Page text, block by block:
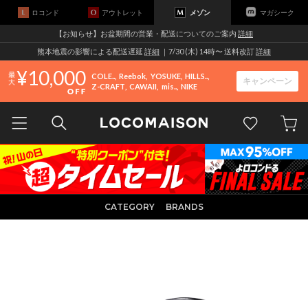
ロコンド アウトレット メゾン マガシーク
【お知らせ】お盆期間の営業・配送についてのご案内 詳細
熊本地震の影響による配送遅延 詳細 ｜7/30 (木) 14時〜 送料改訂詳細
10,000 COLE.. Reebok YOSUKE HILLS..
Z-CRAFT CAWAII mis.. NIKE
キャンペーン
CATEGORY BRANDS